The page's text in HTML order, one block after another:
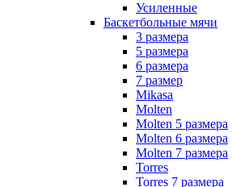
Усиленные
Баскетбольные мячи
3 размера
5 размера
6 размера
7 размер
Mikasa
Molten
Molten 5 размера
Molten 6 размера
Molten 7 размера
Torres
Torres 7 размера